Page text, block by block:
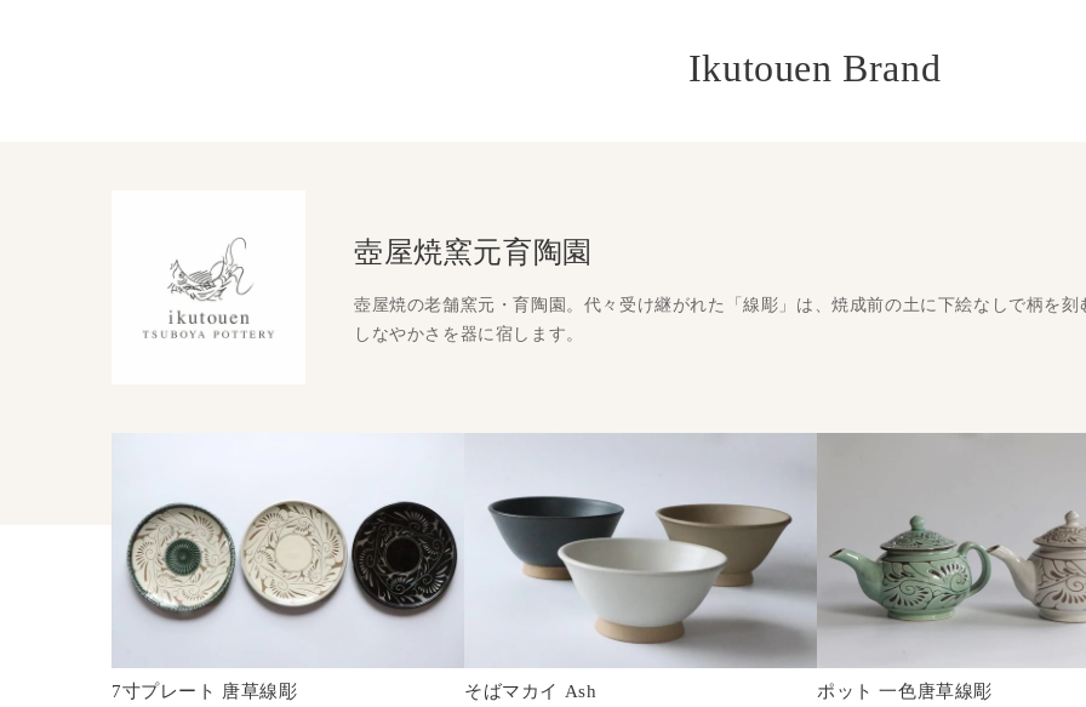
Ikutouen Brand
壺屋焼窯元育陶園
壺屋焼の老舗窯元・育陶園。代々受け継がれた「線彫」は、焼成前の土に下絵なしで柄を
しなやかさを器に宿します。
7寸プレート 唐草線彫 そばマカイ Ash ポット 一色唐草線彫